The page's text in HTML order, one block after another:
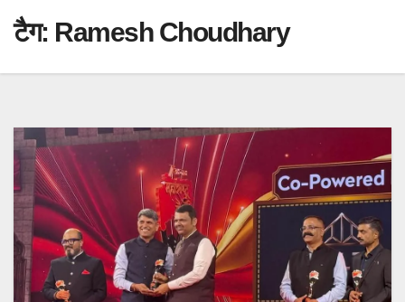
टैग: Ramesh Choudhary